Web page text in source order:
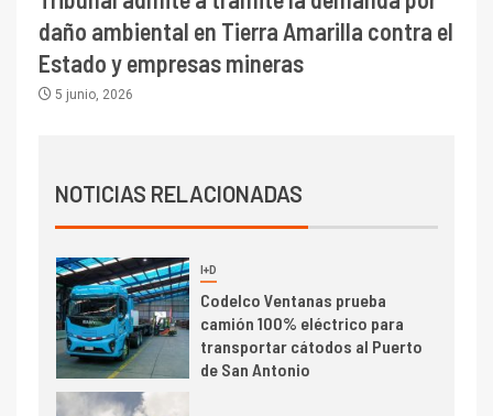
daño ambiental en Tierra Amarilla contra el
Estado y empresas mineras
5 junio, 2026
NOTICIAS RELACIONADAS
1
Codelco Ventanas prueba
camión 100% eléctrico para
transportar cátodos al Puerto
Producción minera en mayo de
2026 cae 10,6%
3 I+D
PIB minero impacta el
crecimiento regional: Banco
Central reporta resultados
dispares en el primer